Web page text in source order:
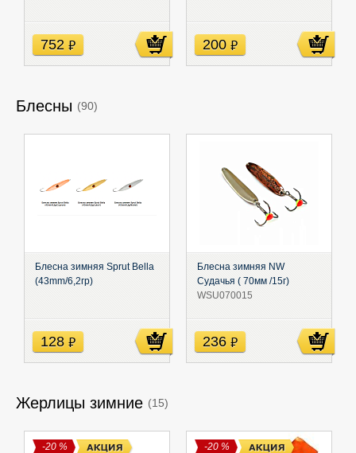
752 руб 200 руб
Блесны (90)
Блесна зимняя Sprut Bella
(43mm/6,2гр)
128 руб
Блесна зимняя NW
Судачья ( 70мм /15г)
WSU070015
236 руб
Жерлицы зимние (15)
-20 % -20 %